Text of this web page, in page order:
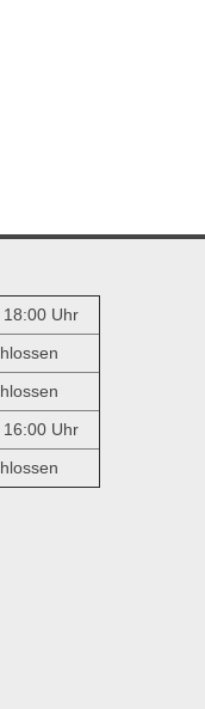
Uhr
Uhr